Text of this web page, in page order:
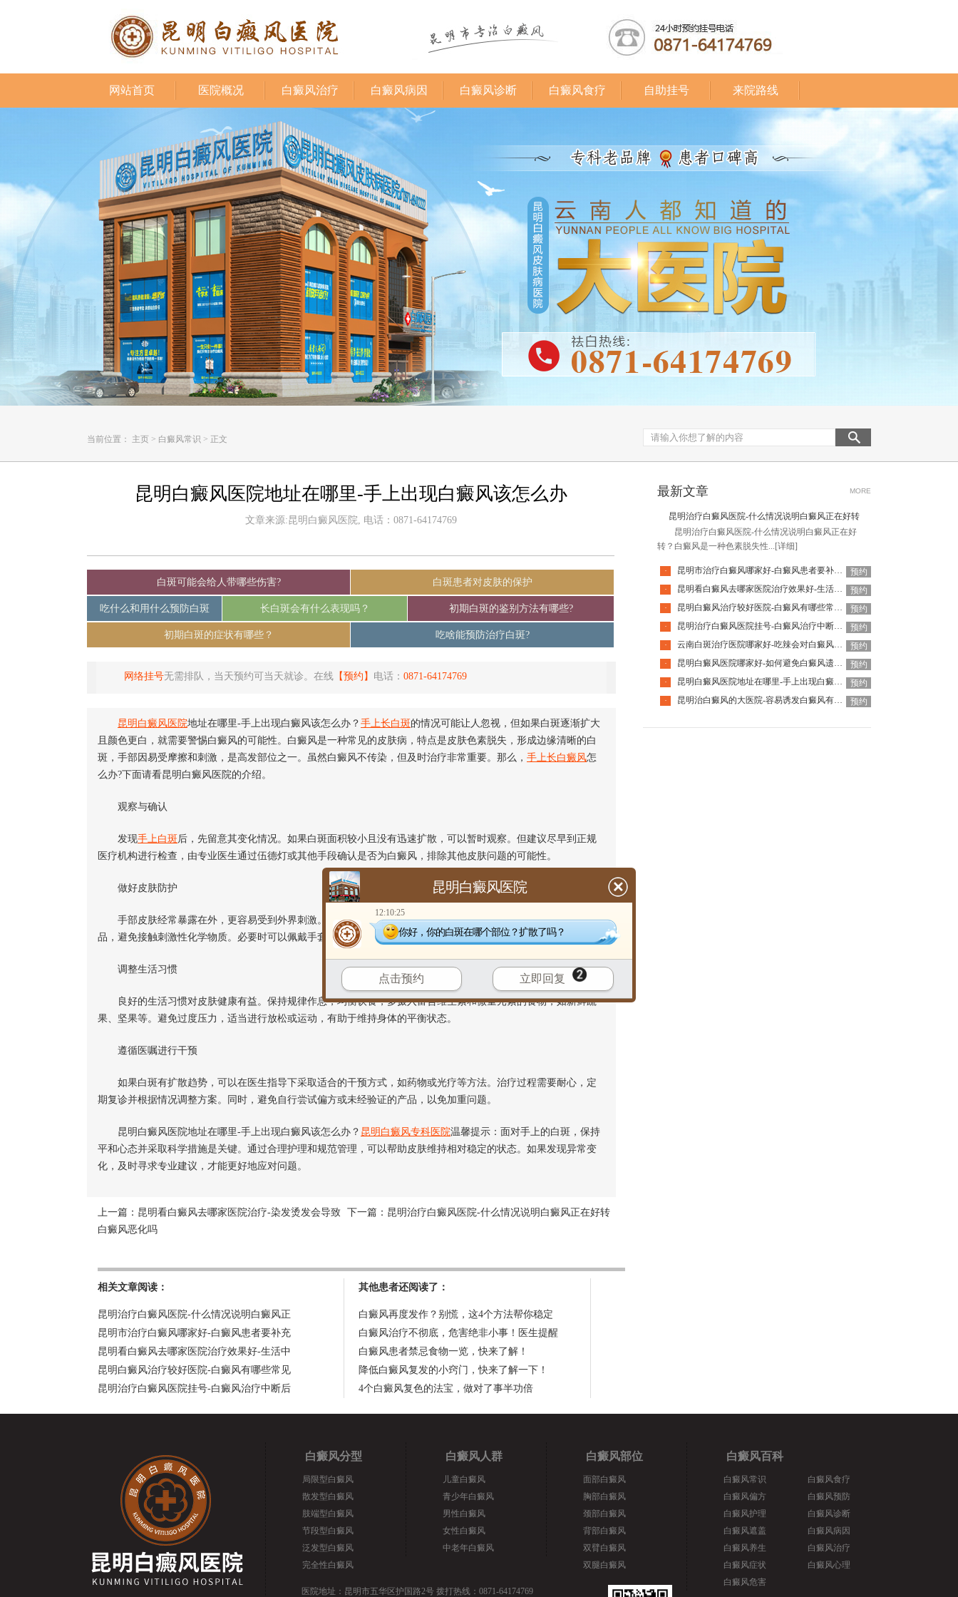
网站首页 医院概况 白癜风治疗 白癜风病因 白癜风诊断 白癜风食疗 自助挂号 来院路线
当前位置： 主页 > 白癜风常识 > 正文
昆明白癜风医院地址在哪里-手上出现白癜风该怎么办
文章来源:昆明白癜风医院, 电话：0871-64174769
白斑可能会给人带哪些伤害? 白斑患者对皮肤的保护
吃什么和用什么预防白斑 长白斑会有什么表现吗？ 初期白斑的鉴别方法有哪些?
初期白斑的症状有哪些？ 吃啥能预防治疗白斑?
网络挂号无需排队，当天预约可当天就诊。在线 【预约】 电话： 0871-64174769
昆明白癜风医院地址在哪里-手上出现白癜风该怎么办？ 手上长白斑的情况可能让人忽视，但如果白斑逐渐扩大
且颜色更白，就需要警惕白癜风的可能性。白癜风是一种常见的皮肤病，特点是皮肤色素脱失，形成边缘清晰的白
斑，手部因易受摩擦和刺激，是高发部位之一。虽然白癜风不传染，但及时治疗非常重要。那么， 手上长白癜风怎
么办?下面请看昆明白癜风医院的介绍。
观察与确认
发现手上白斑后，先留意其变化情况。如果白斑面积较小且没有迅速扩散，可以暂时观察。但建议尽早到正规
医疗机构进行检查，由专业医生通过伍德灯或其他手段确认是否为白癜风，排除其他皮肤问题的可能性。
做好皮肤防护
手部皮肤经常暴露在外，更容易受到外界刺激。日常应注意防晒，避免长时间阳光直射。使用温和的清洁产
品，避免接触刺激性化学物质。必要时可以佩戴手套，减少外界对皮肤的伤害。
调整生活习惯
良好的生活习惯对皮肤健康有益。保持规律作息，均衡饮食，多摄入富含维生素和微量元素的食物，如新鲜蔬
果、坚果等。避免过度压力，适当进行放松或运动，有助于维持身体的平衡状态。
遵循医嘱进行干预
如果白斑有扩散趋势，可以在医生指导下采取适合的干预方式，如药物或光疗等方法。治疗过程需要耐心，定
期复诊并根据情况调整方案。同时，避免自行尝试偏方或未经验证的产品，以免加重问题。
昆明白癜风医院地址在哪里-手上出现白癜风该怎么办 ？ 昆明白癜风专科医院温馨提示：面对手上的白斑，保持
平和心态并采取科学措施是关键。通过合理护理和规范管理，可以帮助皮肤维持相对稳定的状态。如果发现异常变
化，及时寻求专业建议，才能更好地应对问题。
上一篇： 昆明看白癜风去哪家医院治疗-染发烫发会导致
白癜风恶化吗
下一篇： 昆明治疗白癜风医院-什么情况说明白癜风正在好转
相关文章阅读：
昆明治疗白癜风医院-什么情况说明白癜风正
昆明市治疗白癜风哪家好-白癜风患者要补充
昆明看白癜风去哪家医院治疗效果好-生活中
昆明白癜风治疗较好医院-白癜风有哪些常见
昆明治疗白癜风医院挂号-白癜风治疗中断后
其他患者还阅读了：
白癜风再度发作？别慌，这4个方法帮你稳定
白癜风治疗不彻底，危害绝非小事！医生提醒
白癜风患者禁忌食物一览，快来了解！
降低白癜风复发的小窍门，快来了解一下！
4个白癜风复色的法宝，做对了事半功倍
最新文章 MORE
昆明治疗白癜风医院-什么情况说明白癜风正在好转
昆明治疗白癜风医院-什么情况说明白癜风正在好
转？白癜风是一种色素脱失性... [详细]
· 昆明市治疗白癜风哪家好-白癜风患者要补充哪些营养
预约
·
昆明看白癜风去哪家医院治疗效果好-生活中怎么避免白癜风
预约
·
昆明白癜风治疗较好医院-白癜风有哪些常见并发症
预约
·
昆明治疗白癜风医院挂号-白癜风治疗中断后会不会反弹
预约
·
云南白斑治疗医院哪家好-吃辣会对白癜风有刺激吗
预约
·
昆明白癜风医院哪家好-如何避免白癜风遗传给孩子
预约
·
昆明白癜风医院地址在哪里-手上出现白癜风该怎么办
预约
·
昆明治白癜风的大医院-容易诱发白癜风有哪些因素 预约
白癜风分型
局限型白癜风
散发型白癜风
肢端型白癜风
节段型白癜风
泛发型白癜风
完全性白癜风
白癜风人群
儿童白癜风
青少年白癜风
男性白癜风
女性白癜风
中老年白癜风
白癜风部位
面部白癜风
胸部白癜风
颈部白癜风
背部白癜风
双臂白癜风
双腿白癜风
白癜风百科
白癜风常识
白癜风偏方
白癜风护理
白癜风遮盖
白癜风养生
白癜风症状
白癜风危害
白癜风食疗
白癜风预防
白癜风诊断
白癜风病因
白癜风治疗
白癜风心理
医院地址：昆明市五华区护国路2号 拨打热线：0871-64174769
昆明白癜风医院
12:10:25
你好，你的白斑在哪个部位？扩散了吗？
点击预约 立即回复